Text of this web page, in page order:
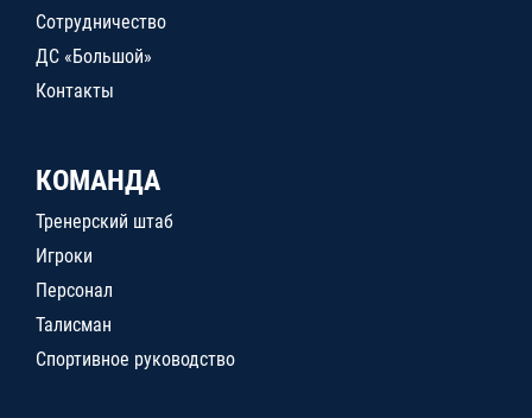
Сотрудничество
ДС «Большой»
Контакты
КОМАНДА
Тренерский штаб
Игроки
Персонал
Талисман
Спортивное руководство